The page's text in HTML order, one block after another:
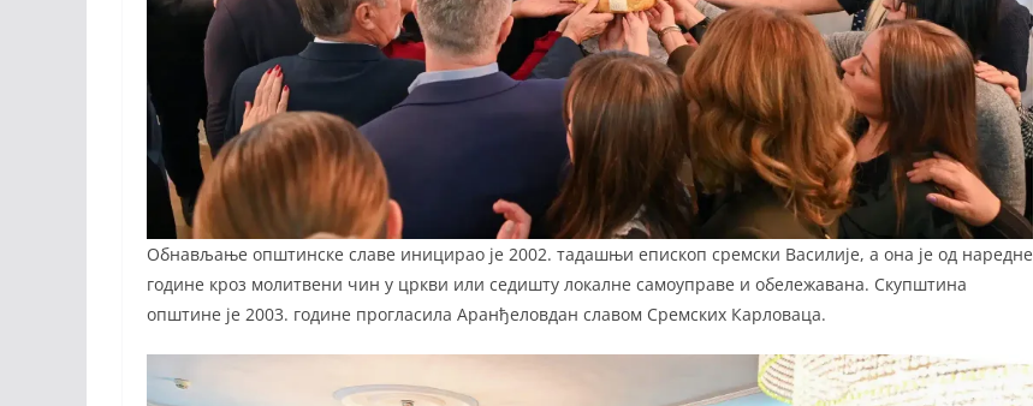
Обнављање општинске славе иницирао је 2002. тадашњи епископ сремски Василије, а она је од наредне
године кроз молитвени чин у цркви или седишту локалне самоуправе и обележавана. Скупштина
општине је 2003. године прогласила Аранђеловдан славом Сремских Карловаца.